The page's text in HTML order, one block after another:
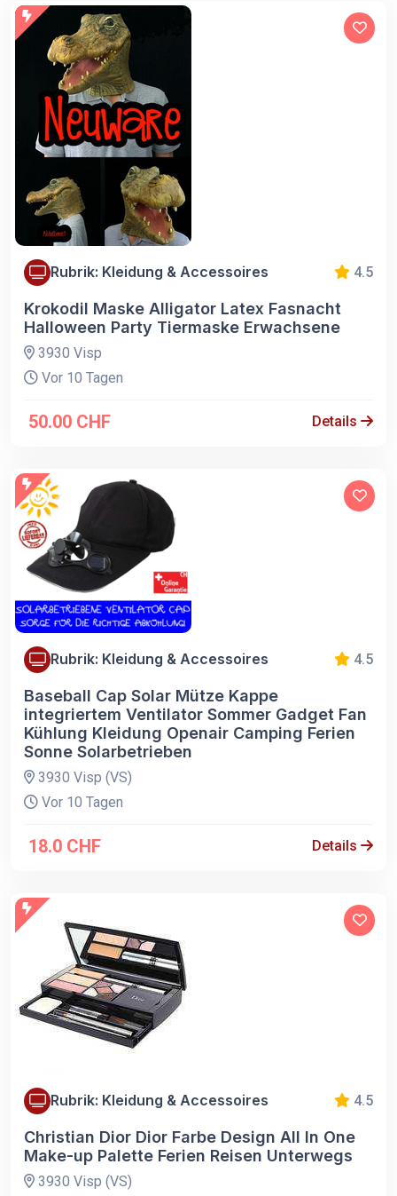
Rubrik: Kleidung & Accessoires 4.5
Krokodil Maske Alligator Latex Fasnacht
Halloween Party Tiermaske Erwachsene
3930 Visp
Vor 10 Tagen
50.00 CHF Details
Rubrik: Kleidung & Accessoires 4.5
Baseball Cap Solar Mütze Kappe
integriertem Ventilator Sommer Gadget Fan
Kühlung Kleidung Openair Camping Ferien
Sonne Solarbetrieben
3930 Visp (VS)
Vor 10 Tagen
18.0 CHF Details
Rubrik: Kleidung & Accessoires 4.5
Christian Dior Dior Farbe Design All In One
Make-up Palette Ferien Reisen Unterwegs
3930 Visp (VS)